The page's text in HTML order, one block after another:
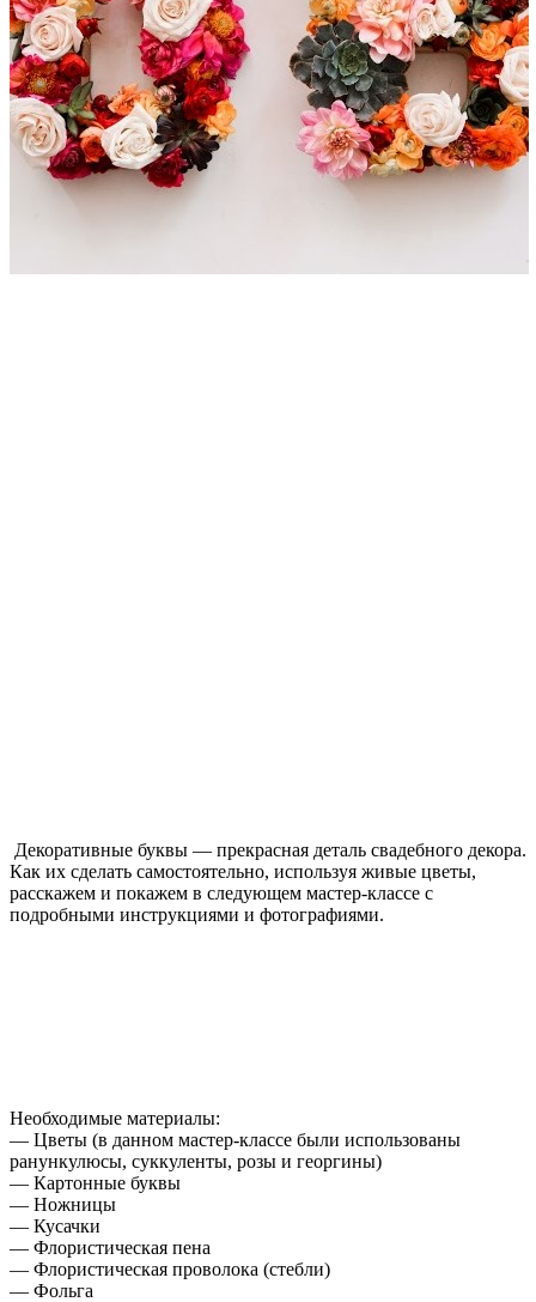
Декоративные буквы — прекрасная деталь свадебного декора.
Как их сделать самостоятельно, используя живые цветы,
расскажем и покажем в следующем мастер-классе с
подробными инструкциями и фотографиями.
Необходимые материалы:
— Цветы (в данном мастер-классе были использованы
ранункулюсы, суккуленты, розы и георгины)
— Картонные буквы
— Ножницы
— Кусачки
— Флористическая пена
— Флористическая проволока (стебли)
— Фольга